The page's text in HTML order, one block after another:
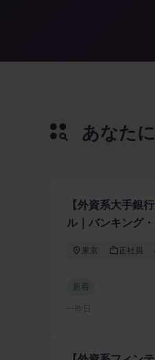
あなた
【外資系大手銀
ル｜バンキング
東京 正社員
新着
一昨日